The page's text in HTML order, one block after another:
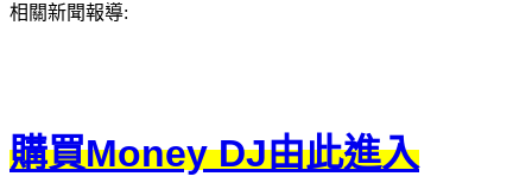
相關新聞報導:
購買Money DJ由此進入